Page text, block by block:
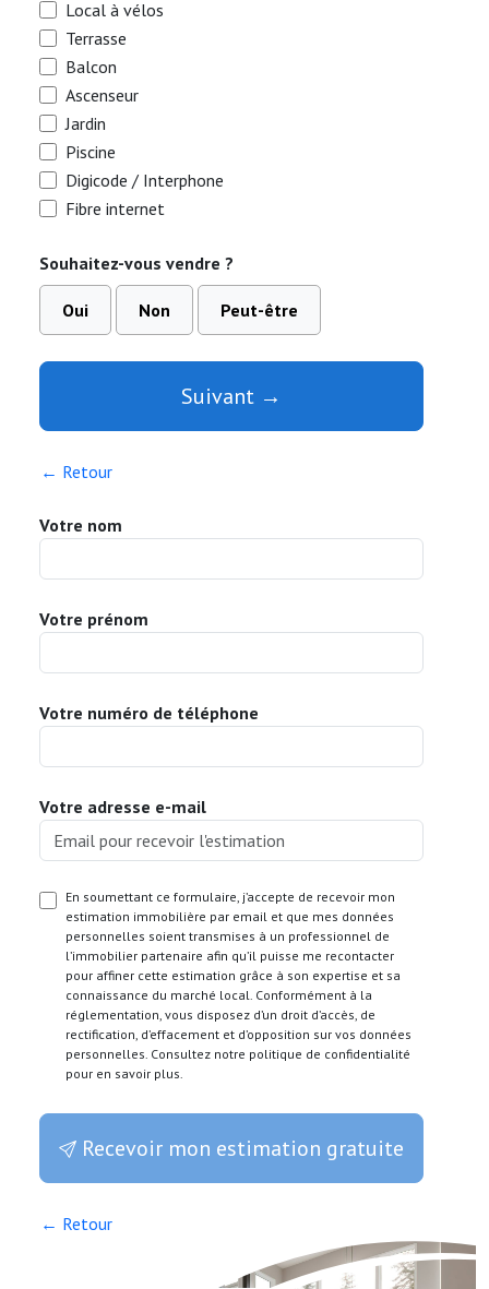
Local à vélos
Terrasse
Balcon
Ascenseur
Jardin
Piscine
Digicode / Interphone
Fibre internet
Souhaitez-vous vendre ?
Oui Non Peut-être
Suivant →
← Retour
Votre nom
Votre prénom
Votre numéro de téléphone
Votre adresse e-mail
En soumettant ce formulaire, j’accepte de recevoir mon
estimation immobilière par email et que mes données
personnelles soient transmises à un professionnel de
l’immobilier partenaire afin qu’il puisse me recontacter
pour affiner cette estimation grâce à son expertise et sa
connaissance du marché local. Conformément à la
réglementation, vous disposez d’un droit d’accès, de
rectification, d’effacement et d’opposition sur vos données
personnelles. Consultez notre politique de confidentialité
pour en savoir plus.
Recevoir mon estimation gratuite
← Retour